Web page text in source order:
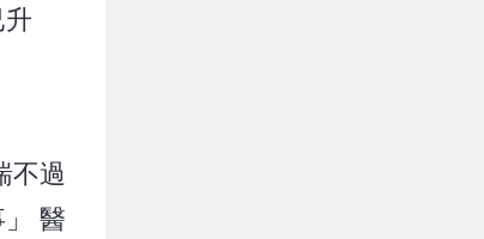
不過
醫